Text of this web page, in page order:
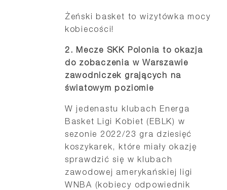
Żeński basket to wizytówka mocy
kobiecości!
2. Mecze SKK Polonia to okazja
do zobaczenia w Warszawie
zawodniczek grających na
światowym poziomie
W jedenastu klubach Energa
Basket Ligi Kobiet (EBLK) w
sezonie 2022/23 gra dziesięć
koszykarek, które miały okazję
sprawdzić się w klubach
zawodowej amerykańskiej ligi
WNBA (kobiecy odpowiednik